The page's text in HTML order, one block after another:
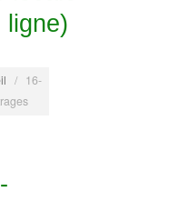
ligne)
/ 16-